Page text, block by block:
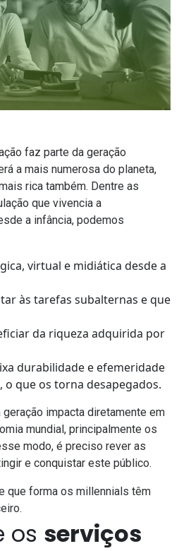
faz parte da geração
a mais numerosa do planeta,
rica também. Dentre as
que vivencia a
a infância, podemos
virtual e midiática desde a
às tarefas subalternas e que
da riqueza adquirida por
durabilidade e efemeridade
que os torna desapegados.
impacta diretamente em
mundial, principalmente os
modo, é preciso rever as
e conquistar este público.
que forma os millennials têm
os serviços